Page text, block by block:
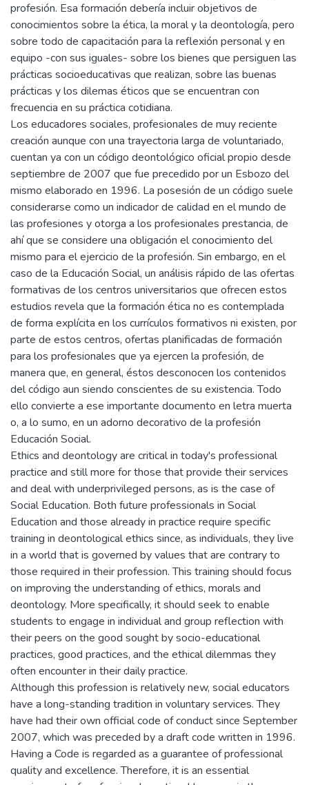
profesión. Esa formación debería incluir objetivos de
conocimientos sobre la ética, la moral y la deontología, pero
sobre todo de capacitación para la reflexión personal y en
equipo -con sus iguales- sobre los bienes que persiguen las
prácticas socioeducativas que realizan, sobre las buenas
prácticas y los dilemas éticos que se encuentran con
frecuencia en su práctica cotidiana.
Los educadores sociales, profesionales de muy reciente
creación aunque con una trayectoria larga de voluntariado,
cuentan ya con un código deontológico oficial propio desde
septiembre de 2007 que fue precedido por un Esbozo del
mismo elaborado en 1996. La posesión de un código suele
considerarse como un indicador de calidad en el mundo de
las profesiones y otorga a los profesionales prestancia, de
ahí que se considere una obligación el conocimiento del
mismo para el ejercicio de la profesión. Sin embargo, en el
caso de la Educación Social, un análisis rápido de las ofertas
formativas de los centros universitarios que ofrecen estos
estudios revela que la formación ética no es contemplada
de forma explícita en los currículos formativos ni existen, por
parte de estos centros, ofertas planificadas de formación
para los profesionales que ya ejercen la profesión, de
manera que, en general, éstos desconocen los contenidos
del código aun siendo conscientes de su existencia. Todo
ello convierte a ese importante documento en letra muerta
o, a lo sumo, en un adorno decorativo de la profesión
Educación Social.
Ethics and deontology are critical in today's professional
practice and still more for those that provide their services
and deal with underprivileged persons, as is the case of
Social Education. Both future professionals in Social
Education and those already in practice require specific
training in deontological ethics since, as individuals, they live
in a world that is governed by values that are contrary to
those required in their profession. This training should focus
on improving the understanding of ethics, morals and
deontology. More specifically, it should seek to enable
students to engage in individual and group reflection with
their peers on the good sought by socio-educational
practices, good practices, and the ethical dilemmas they
often encounter in their daily practice.
Although this profession is relatively new, social educators
have a long-standing tradition in voluntary services. They
have had their own official code of conduct since September
2007, which was preceded by a draft code written in 1996.
Having a Code is regarded as a guarantee of professional
quality and excellence. Therefore, it is an essential